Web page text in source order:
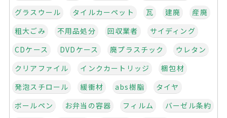
グラスウール
タイルカーペット 瓦 建廃
産廃
粗大ごみ
不用品処分 回収業者
サイディング
CDケース
DVDケース 廃プラスチック
ウレタン
クリアファイル
インクカートリッジ
梱包材
発泡スチロール
緩衝材 abs樹脂
タイヤ
ボールペン
お弁当の容器 フィルム
バーゼル条約